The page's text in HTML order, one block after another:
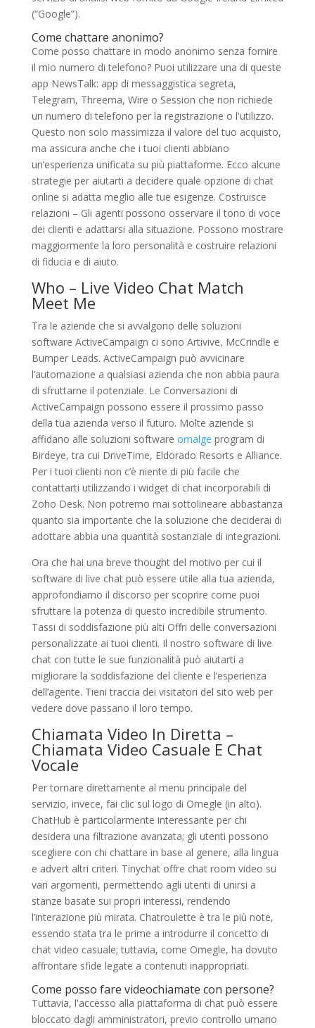
(“Google”).
Come chattare anonimo?
Come posso chattare in modo anonimo senza fornire
il mio numero di telefono? Puoi utilizzare una di queste
app NewsTalk: app di messaggistica segreta,
Telegram, Threema, Wire o Session che non richiede
un numero di telefono per la registrazione o l'utilizzo.
Questo non solo massimizza il valore del tuo acquisto,
ma assicura anche che i tuoi clienti abbiano
un’esperienza unificata su più piattaforme. Ecco alcune
strategie per aiutarti a decidere quale opzione di chat
online si adatta meglio alle tue esigenze. Costruisce
relazioni – Gli agenti possono osservare il tono di voce
dei clienti e adattarsi alla situazione. Possono mostrare
maggiormente la loro personalità e costruire relazioni
di fiducia e di aiuto.
Who – Live Video Chat Match
Meet Me
Tra le aziende che si avvalgono delle soluzioni
software ActiveCampaign ci sono Artivive, McCrindle e
Bumper Leads. ActiveCampaign può avvicinare
l’automazione a qualsiasi azienda che non abbia paura
di sfruttarne il potenziale. Le Conversazioni di
ActiveCampaign possono essere il prossimo passo
della tua azienda verso il futuro. Molte aziende si
affidano alle soluzioni software omalge program di
Birdeye, tra cui DriveTime, Eldorado Resorts e Alliance.
Per i tuoi clienti non c’è niente di più facile che
contattarti utilizzando i widget di chat incorporabili di
Zoho Desk. Non potremo mai sottolineare abbastanza
quanto sia importante che la soluzione che deciderai di
adottare abbia una quantità sostanziale di integrazioni.
Ora che hai una breve thought del motivo per cui il
software di live chat può essere utile alla tua azienda,
approfondiamo il discorso per scoprire come puoi
sfruttare la potenza di questo incredibile strumento.
Tassi di soddisfazione più alti Offri delle conversazioni
personalizzate ai tuoi clienti. Il nostro software di live
chat con tutte le sue funzionalità può aiutarti a
migliorare la soddisfazione del cliente e l’esperienza
dell’agente. Tieni traccia dei visitatori del sito web per
vedere dove passano il loro tempo.
Chiamata Video In Diretta –
Chiamata Video Casuale E Chat
Vocale
Per tornare direttamente al menu principale del
servizio, invece, fai clic sul logo di Omegle (in alto).
ChatHub è particolarmente interessante per chi
desidera una filtrazione avanzata; gli utenti possono
scegliere con chi chattare in base al genere, alla lingua
e advert altri criteri. Tinychat offre chat room video su
vari argomenti, permettendo agli utenti di unirsi a
stanze basate sui propri interessi, rendendo
l’interazione più mirata. Chatroulette è tra le più note,
essendo stata tra le prime a introdurre il concetto di
chat video casuale; tuttavia, come Omegle, ha dovuto
affrontare sfide legate a contenuti inappropriati.
Come posso fare videochiamate con persone?
Tuttavia, l'accesso alla piattaforma di chat può essere
bloccato dagli amministratori, previo controllo umano